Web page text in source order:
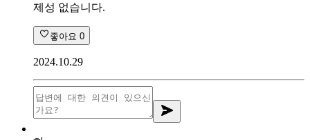
제성 없습니다.
좋아요 0
2024.10.29